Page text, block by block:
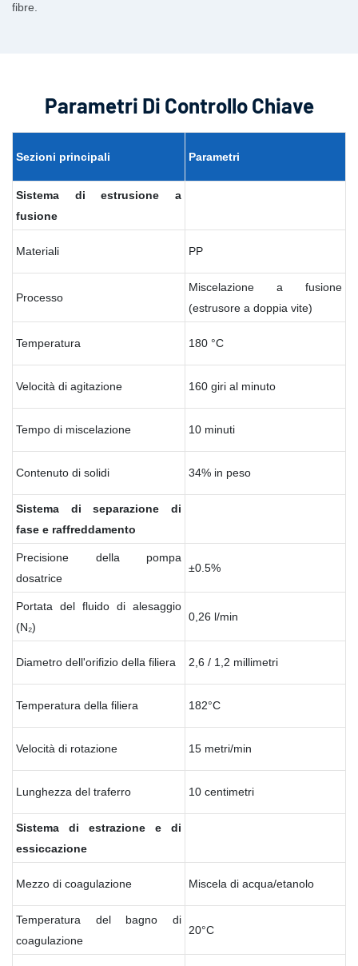
fibre.
Parametri Di Controllo Chiave
Sezioni principali Parametri
Sistema di estrusione a
fusione
Materiali PP
Processo
Miscelazione a fusione
(estrusore a doppia vite)
Temperatura 180 °C
Velocità di agitazione 160 giri al minuto
Tempo di miscelazione 10 minuti
Contenuto di solidi 34% in peso
Sistema di separazione di
fase e raffreddamento
Precisione della pompa
dosatrice
±0.5%
Portata del fluido di alesaggio
(N₂)
0,26 l/min
Diametro dell'orifizio della filiera 2,6 / 1,2 millimetri
Temperatura della filiera 182°C
Velocità di rotazione 15 metri/min
Lunghezza del traferro 10 centimetri
Sistema di estrazione e di
essiccazione
Mezzo di coagulazione Miscela di acqua/etanolo
Temperatura del bagno di
coagulazione
20°C